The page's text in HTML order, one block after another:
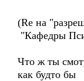
(Re на
"Кафедры
Что ж ты
как будто бы